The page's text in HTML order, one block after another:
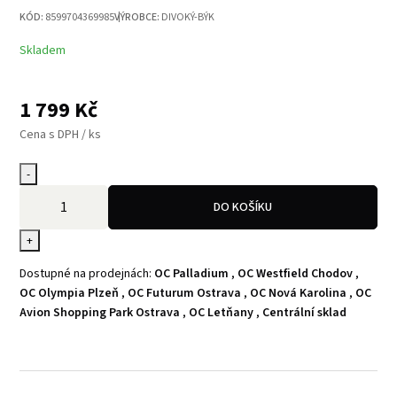
KÓD: 8599704369985VÝROBCE: DIVOKÝ-BÝK
Skladem
1 799 Kč
Cena s DPH / ks
-
+
DO KOŠÍKU
Dostupné na prodejnách: OC Palladium , OC Westfield Chodov ,
OC Olympia Plzeň , OC Futurum Ostrava , OC Nová Karolina , OC
Avion Shopping Park Ostrava , OC Letňany , Centrální sklad